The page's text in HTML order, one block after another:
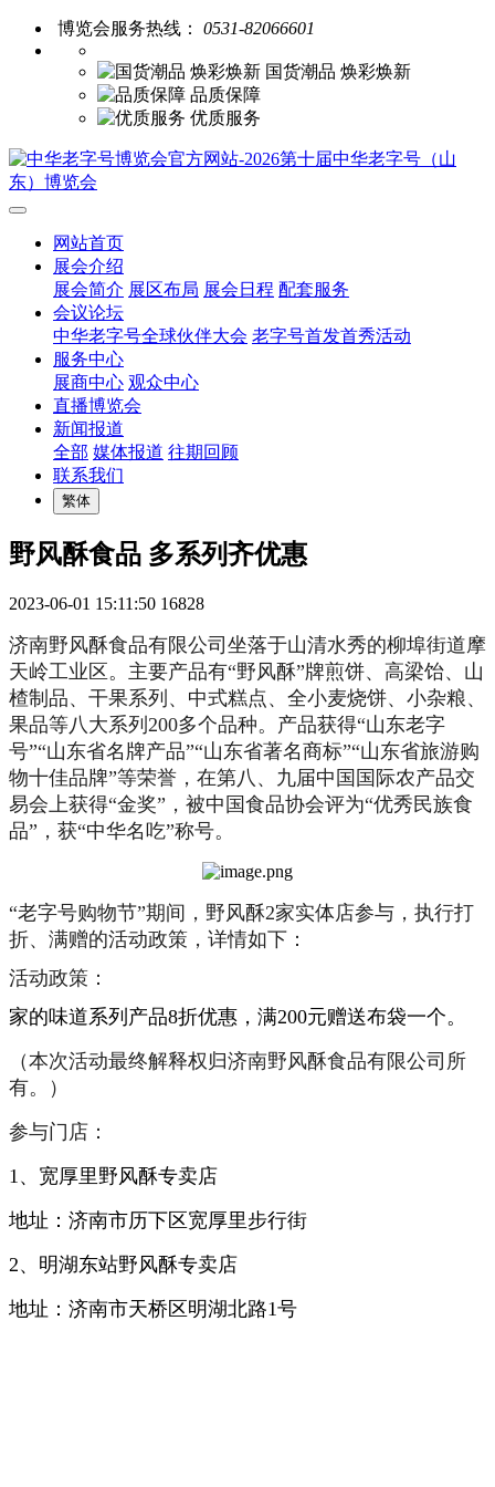
博览会服务热线： 0531-82066601
国货潮品 焕彩焕新
品质保障
优质服务
网站首页
展会介绍
展会简介 展区布局 展会日程 配套服务
会议论坛
中华老字号全球伙伴大会 老字号首发首秀活动
服务中心
展商中心 观众中心
直播博览会
新闻报道
全部 媒体报道 往期回顾
联系我们
繁体
野风酥食品 多系列齐优惠
2023-06-01 15:11:50 16828
济南野风酥食品有限公司坐落于山清水秀的柳埠街道摩
天岭工业区。主要产品有“野风酥”牌煎饼、高梁饴、山
楂制品、干果系列、中式糕点、全小麦烧饼、小杂粮、
果品等八大系列200多个品种。产品获得“山东老字
号”“山东省名牌产品”“山东省著名商标”“山东省旅游购
物十佳品牌”等荣誉，在第八、九届中国国际农产品交
易会上获得“金奖”，被中国食品协会评为“优秀民族食
品”，获“中华名吃”称号。
“老字号购物节”期间，野风酥2家实体店参与，执行打
折、满赠的活动政策，详情如下：
活动政策：
家的味道系列产品8折优惠，满200元赠送布袋一个。
（本次活动最终解释权归济南野风酥食品有限公司所
有。）
参与门店：
1、宽厚里野风酥专卖店
地址：济南市历下区宽厚里步行街
2、明湖东站野风酥专卖店
地址：济南市天桥区明湖北路1号